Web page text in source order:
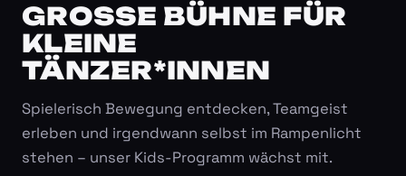
GROSSE BÜHNE FÜR K
LEINE T
ÄNZER*INNEN
Spielerisch Bewegung entdecken, Teamgeist
erleben und irgendwann selbst im Rampenlicht
stehen – unser Kids-Programm wächst mit.